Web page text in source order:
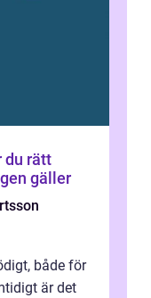
gäller
både för
är det